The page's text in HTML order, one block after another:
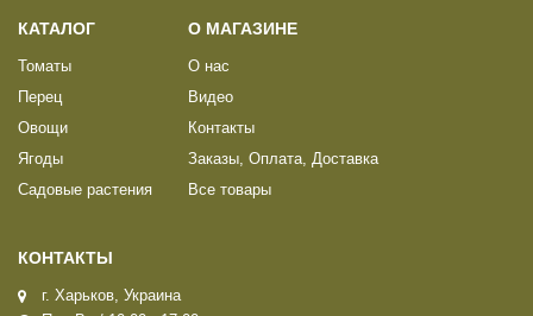
КАТАЛОГ
Томаты
Перец
Овощи
Ягоды
Садовые растения
О МАГАЗИНЕ
О нас
Видео
Контакты
Заказы, Оплата, Доставка
Все товары
КОНТАКТЫ
г. Харьков, Украина